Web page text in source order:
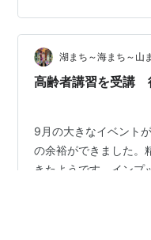
湖まち～海まち～
高齢者講習を受講